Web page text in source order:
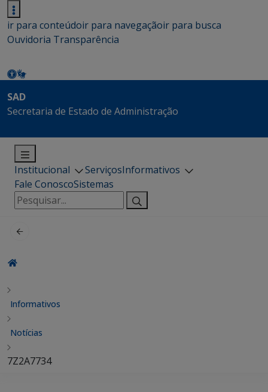
ir para conteúdoir para navegaçãoir para busca
Ouvidoria Transparência
SAD
Secretaria de Estado de Administração
Institucional ServiçosInformativos
Fale ConoscoSistemas
Pesquisar
por:
Informativos
Notícias
7Z2A7734